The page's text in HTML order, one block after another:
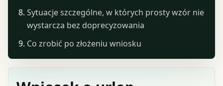
Sytuacje szczególne, w których prosty wzór nie
wystarcza bez doprecyzowania
Co zrobić po złożeniu wniosku